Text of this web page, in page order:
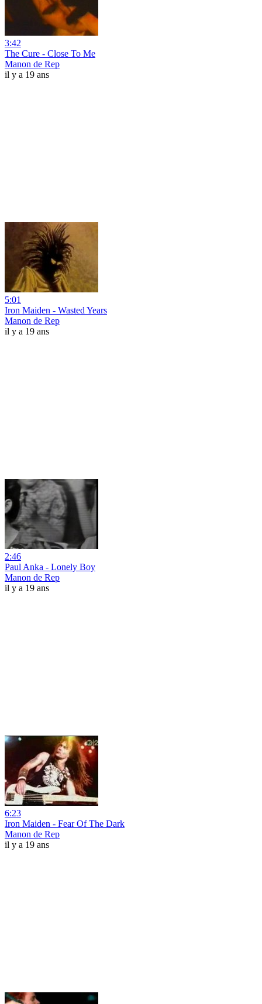
3:42
The Cure - Close To Me
Manon de Rep
il y a 19 ans
5:01
Iron Maiden - Wasted Years
Manon de Rep
il y a 19 ans
2:46
Paul Anka - Lonely Boy
Manon de Rep
il y a 19 ans
6:23
Iron Maiden - Fear Of The Dark
Manon de Rep
il y a 19 ans